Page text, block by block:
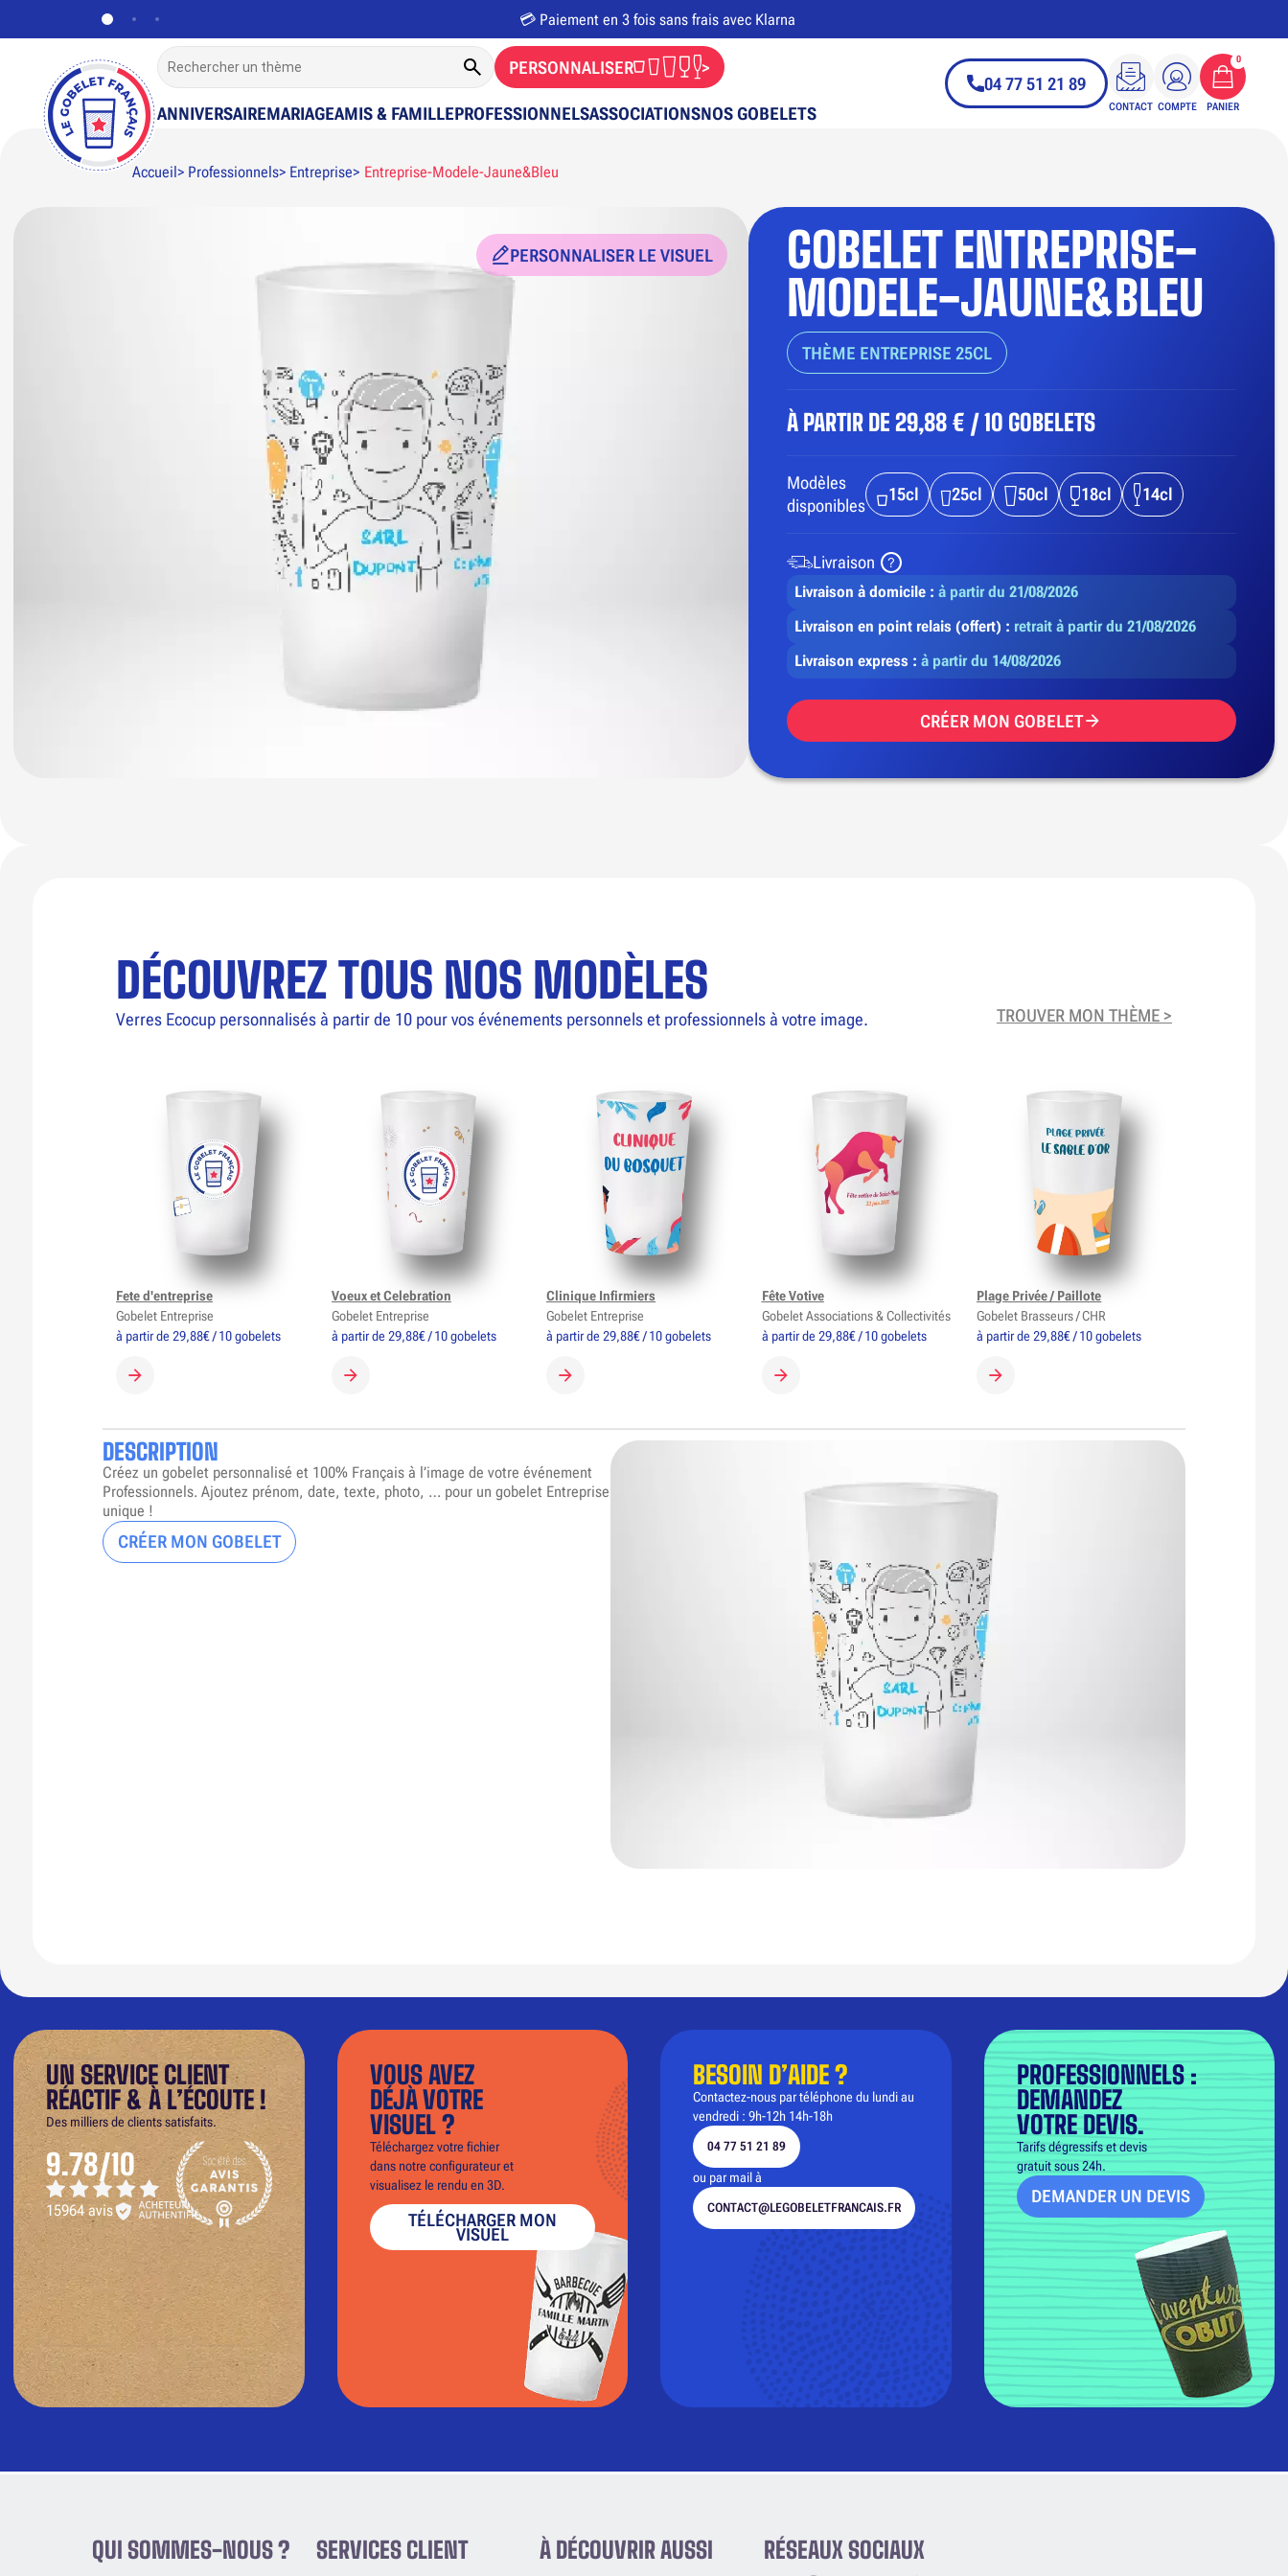
💳 Paiement en 3 fois sans frais avec Klarna
PERSONNALISER >
ANNIVERSAIREMARIAGEAMIS & FAMILLEPROFESSIONNELSASSOCIATIONSNOS GOBELETS
04 77 51 21 89
CONTACT COMPTE PANIER
0
Accueil Professionnels Entreprise Entreprise-Modele-Jaune&Bleu
PERSONNALISER LE VISUEL
GOBELET ENTREPRISE-
MODELE-JAUNE&BLEU
THÈME ENTREPRISE 25CL
À PARTIR DE 29,88 € / 10 GOBELETS
Modèles
disponibles
15cl 25cl 50cl 18cl 14cl
Livraison
Livraison à domicile : à partir du 21/08/2026
Livraison en point relais (offert) : retrait à partir du 21/08/2026
Livraison express : à partir du 14/08/2026
CRÉER MON GOBELET
DÉCOUVREZ TOUS NOS MODÈLES
Verres Ecocup personnalisés à partir de 10 pour vos événements personnels et professionnels à votre image. TROUVER MON THÈME >
à partir de 29,88€ / 10 gobelets
CRÉER MON GOBELET
Fete d'entreprise
Gobelet Entreprise
à partir de 29,88€ / 10 gobelets
CRÉER MON GOBELET
Voeux et Celebration
Gobelet Entreprise
à partir de 29,88€ / 10 gobelets
CRÉER MON GOBELET
Clinique Infirmiers
Gobelet Entreprise
à partir de 29,88€ / 10 gobelets
CRÉER MON GOBELET
Fête Votive
Gobelet Associations & Collectivités
à partir de 29,88€ / 10 gobelets
CRÉER MON GOBELET
Plage Privée / Paillote
Gobelet Brasseurs / CHR
DESCRIPTION
Créez un gobelet personnalisé et 100% Français à l’image de votre événement
Professionnels. Ajoutez prénom, date, texte, photo, … pour un gobelet Entreprise
unique !
CRÉER MON GOBELET
UN SERVICE CLIENT
RÉACTIF & À L’ÉCOUTE !
Des milliers de clients satisfaits.
9.78/10
15964 avis
VOUS AVEZ
DÉJÀ VOTRE
VISUEL ?
Téléchargez votre fichier
dans notre configurateur et
visualisez le rendu en 3D.
TÉLÉCHARGER MON
VISUEL
BESOIN D’AIDE ?
Contactez-nous par téléphone du lundi au
vendredi : 9h-12h 14h-18h
04 77 51 21 89
ou par mail à
CONTACT@LEGOBELETFRANCAIS.FR
PROFESSIONNELS :
DEMANDEZ
VOTRE DEVIS.
Tarifs dégressifs et devis
gratuit sous 24h.
DEMANDER UN DEVIS
QUI SOMMES-NOUS ? SERVICES CLIENT À DÉCOUVRIR AUSSI RÉSEAUX SOCIAUX